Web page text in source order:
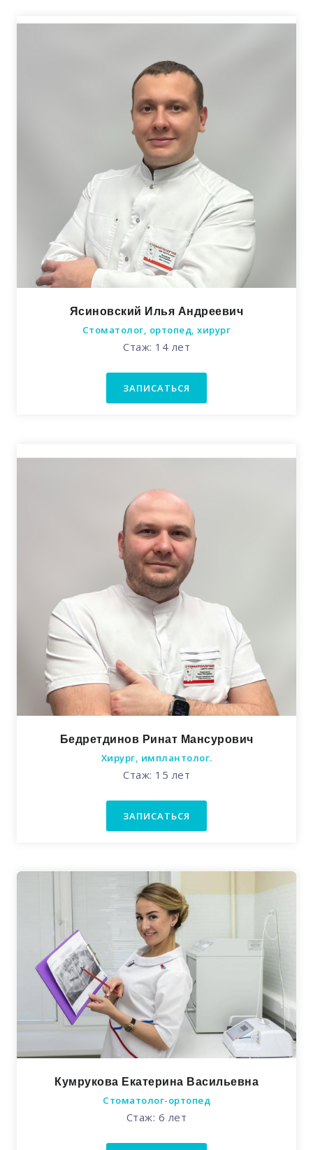
Ясиновский Илья Андреевич
Стоматолог, ортопед, хирург
Стаж: 14 лет
ЗАПИСАТЬСЯ
Бедретдинов Ринат Мансурович
Хирург, имплантолог.
Стаж: 15 лет
ЗАПИСАТЬСЯ
Кумрукова Екатерина Васильевна
Стоматолог-ортопед
Стаж: 6 лет